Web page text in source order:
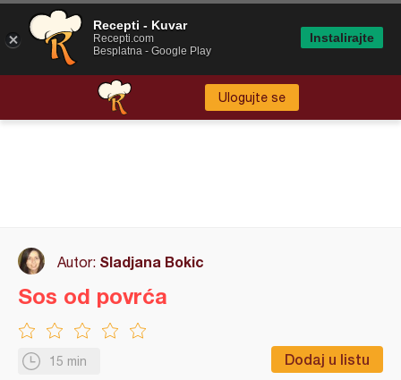
Ulogujte se
Autor: Sladjana Bokic
15 min Dodaj u listu
Sos od povrća
Recepti - Kuvar
Recepti.com
Besplatna - Google Play
Instalirajte